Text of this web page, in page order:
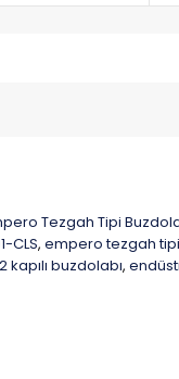
Tezgah Tipi
CLS, empero tezgah
2 kapılı buzdolabı,